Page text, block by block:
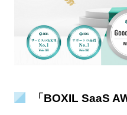
「BOXIL SaaS